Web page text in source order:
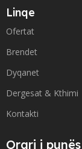
Linqe
Ofertat
Brendet
Dyqanet
Dergesat & Kthimi
Kontakti
Orari i punës